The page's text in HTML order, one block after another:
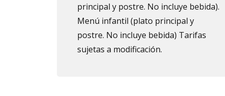
principal y postre. No incluye bebida).
Menú infantil (plato principal y
postre. No incluye bebida) Tarifas
sujetas a modificación.